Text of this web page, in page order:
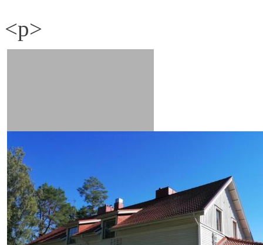
<p>